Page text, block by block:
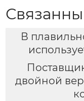
В
двойной